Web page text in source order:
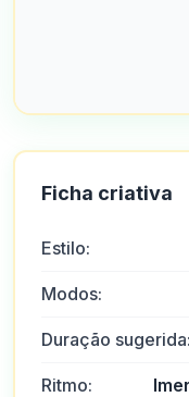
Ficha criativa
Estilo:
Modos:
Duração sugerida:
Ritmo: